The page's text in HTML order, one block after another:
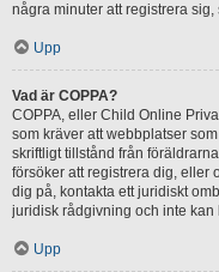
några minuter att registrera
Upp
Vad är COPPA?
COPPA, eller Child Online
som kräver att webbplatser
skriftligt tillstånd från
försöker att registrera dig, eller
dig på, kontakta ett juridiskt
juridisk rådgivning och inte
Upp